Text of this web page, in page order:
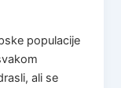
populacije
ali se